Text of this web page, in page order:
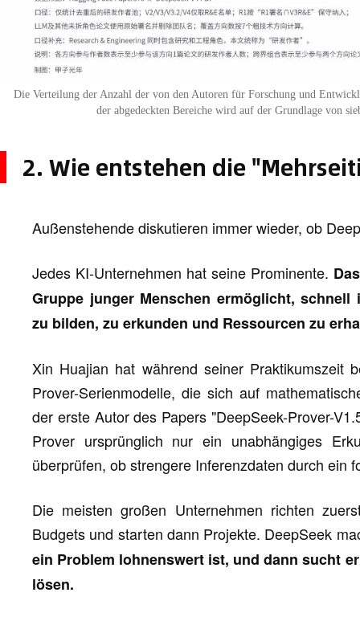
Die Verteilung der Anzahl der von den Autoren für Forschung und
der abgedeckten Bereiche wird auf der Grundlage von
2. Wie entstehen die
Außenstehende diskutieren immer wieder, ob
Jedes KI-Unternehmen hat seine Prominente.
Gruppe junger Menschen ermöglicht,
zu bilden, zu erkunden und Ressourcen zu
Xin Huajian hat während seiner Praktikumszeit
Prover-Serienmodelle, die sich auf
der erste Autor des Papers "DeepSeek-Prover-
Prover ursprünglich nur ein unabhängiges
überprüfen, ob strengere Inferenzdaten durch ein
Die meisten großen Unternehmen richten
Budgets und starten dann Projekte. DeepSeek
ein Problem lohnenswert ist, und dann sucht
lösen.